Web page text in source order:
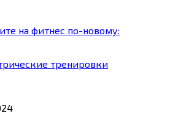
на фитнес по-новому:
тренировки